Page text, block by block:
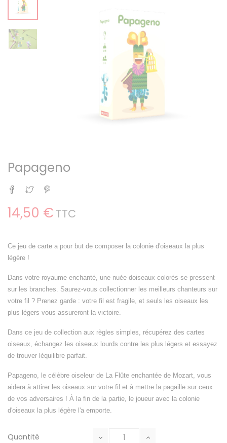
Papageno
Partager
Tweet
14,50 € TTC
Ce jeu de carte a pour but de composer la colonie d'oiseaux la plus
légère !
Dans votre royaume enchanté, une nuée doiseaux colorés se pressent
sur les branches. Saurez-vous collectionner les meilleurs chanteurs sur
votre fil ? Prenez garde : votre fil est fragile, et seuls les oiseaux les
plus légers vous assureront la victoire.
Dans ce jeu de collection aux règles simples, récupérez des cartes
oiseaux, échangez les oiseaux lourds contre les plus légers et essayez
de trouver léquilibre parfait.
Papageno, le célèbre oiseleur de La Flûte enchantée de Mozart, vous
aidera à attirer les oiseaux sur votre fil et à mettre la pagaille sur ceux
de vos adversaires ! À la fin de la partie, le joueur avec la colonie
d'oiseaux la plus légère l'a emporte.
Quantité